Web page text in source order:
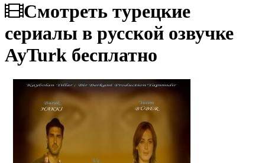
Смотреть турецкие
сериалы в русской озвучке
AyTurk бесплатно